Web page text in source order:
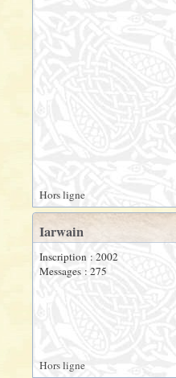
Hors ligne
Iarwain
Inscription : 2002
Messages : 275
Hors ligne